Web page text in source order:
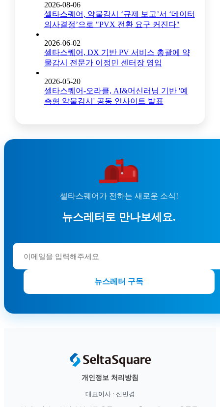
2026-08-06
셀타스퀘어, 약물감시 ‘규제 보고’서 ‘데이터
의사결정’으로 "PVX 전환 요구 커진다"
2026-06-02
셀타스퀘어, DX 기반 PV 서비스 총괄에 약
물감시 전문가 이정민 센터장 영입
2026-05-20
셀타스퀘어-오라클, AI&머신러닝 기반 '예
측형 약물감시' 공동 인사이트 발표
셀타스퀘어가 전하는 새로운 소식!
뉴스레터로 만나보세요.
뉴스레터 구독
개인정보 처리방침
대표이사 : 신민경